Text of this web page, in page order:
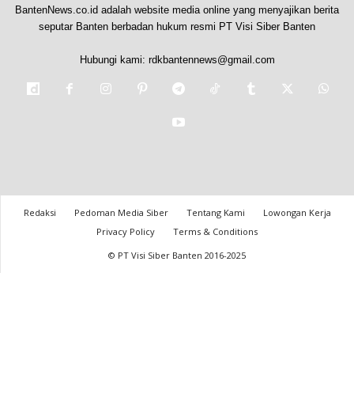
BantenNews.co.id adalah website media online yang menyajikan berita
seputar Banten berbadan hukum resmi PT Visi Siber Banten
Hubungi kami: rdkbantennews@gmail.com
Redaksi Pedoman Media Siber Tentang Kami
Lowongan Kerja
Privacy Policy
Terms & Conditions
© PT Visi Siber Banten 2016-2025